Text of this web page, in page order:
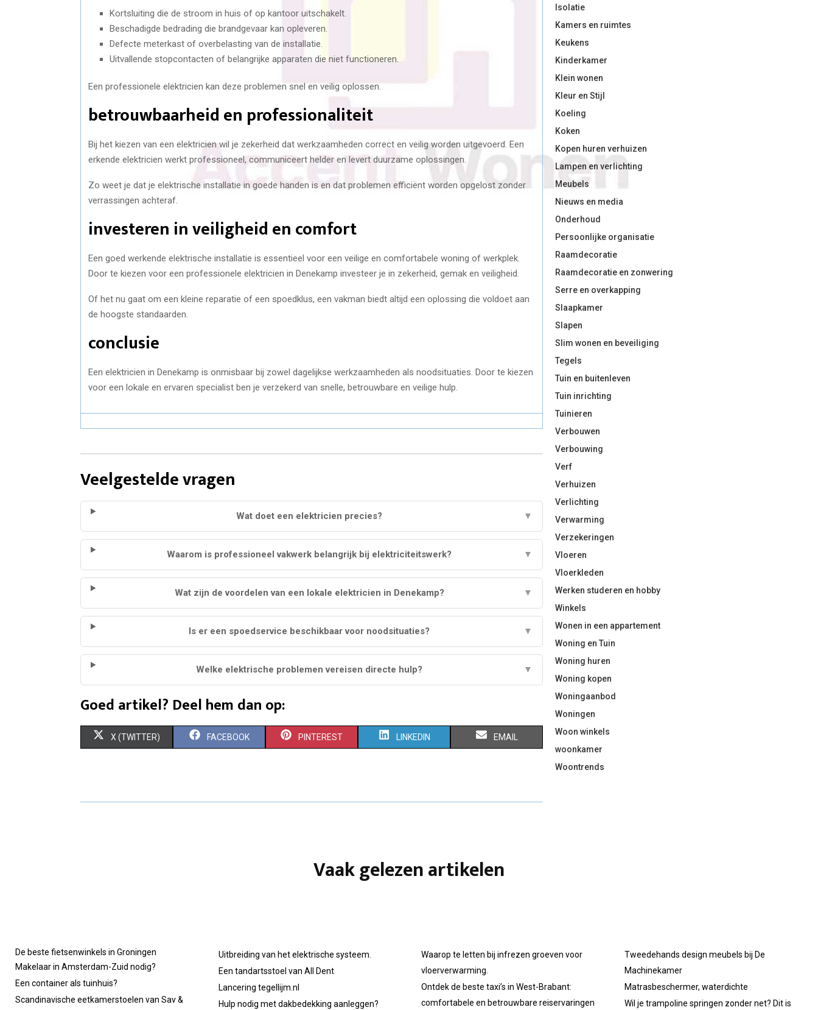
Kortsluiting die de stroom in huis of op kantoor uitschakelt.
Beschadigde bedrading die brandgevaar kan opleveren.
Defecte meterkast of overbelasting van de installatie.
Uitvallende stopcontacten of belangrijke apparaten die niet functioneren.
Een professionele elektricien kan deze problemen snel en veilig oplossen.
betrouwbaarheid en professionaliteit
Bij het kiezen van een elektricien wil je zekerheid dat werkzaamheden correct en veilig worden uitgevoerd. Een
erkende elektricien werkt professioneel, communiceert helder en levert duurzame oplossingen.
Zo weet je dat je elektrische installatie in goede handen is en dat problemen efficiënt worden opgelost zonder
verrassingen achteraf.
investeren in veiligheid en comfort
Een goed werkende elektrische installatie is essentieel voor een veilige en comfortabele woning of werkplek.
Door te kiezen voor een professionele elektricien in Denekamp investeer je in zekerheid, gemak en veiligheid.
Of het nu gaat om een kleine reparatie of een spoedklus, een vakman biedt altijd een oplossing die voldoet aan
de hoogste standaarden.
conclusie
Een elektricien in Denekamp is onmisbaar bij zowel dagelijkse werkzaamheden als noodsituaties. Door te kiezen
voor een lokale en ervaren specialist ben je verzekerd van snelle, betrouwbare en veilige hulp.
Veelgestelde vragen
Wat doet een elektricien precies? ▼
Waarom is professioneel vakwerk belangrijk bij elektriciteitswerk? ▼
Wat zijn de voordelen van een lokale elektricien in Denekamp? ▼
Is er een spoedservice beschikbaar voor noodsituaties? ▼
Welke elektrische problemen vereisen directe hulp? ▼
Goed artikel? Deel hem dan op:
S
R
X (TWITTER) S
R
FACEBOOK S
R
PINTEREST S
R
N
LINKEDIN S
R
N
EMAIL
Isolatie
Kamers en ruimtes
Keukens
Kinderkamer
Klein wonen
Kleur en Stijl
Koeling
Koken
Kopen huren verhuizen
Lampen en verlichting
Meubels
Nieuws en media
Onderhoud
Persoonlijke organisatie
Raamdecoratie
Raamdecoratie en zonwering
Serre en overkapping
Slaapkamer
Slapen
Slim wonen en beveiliging
Tegels
Tuin en buitenleven
Tuin inrichting
Tuinieren
Verbouwen
Verbouwing
Verf
Verhuizen
Verlichting
Verwarming
Verzekeringen
Vloeren
Vloerkleden
Werken studeren en hobby
Winkels
Wonen in een appartement
Woning en Tuin
Woning huren
Woning kopen
Woningaanbod
Woningen
Woon winkels
woonkamer
Woontrends
Vaak gelezen artikelen
De beste fietsenwinkels in Groningen
Makelaar in Amsterdam-Zuid nodig?
Een container als tuinhuis?
Scandinavische eetkamerstoelen van Sav &
Uitbreiding van het elektrische systeem.
Een tandartsstoel van All Dent
Lancering tegellijm.nl
Hulp nodig met dakbedekking aanleggen?
Waarop te letten bij infrezen groeven voor
vloerverwarming.
Ontdek de beste taxi’s in West-Brabant:
comfortabele en betrouwbare reiservaringen
Tweedehands design meubels bij De
Machinekamer
Matrasbeschermer, waterdichte
Wil je trampoline springen zonder net? Dit is